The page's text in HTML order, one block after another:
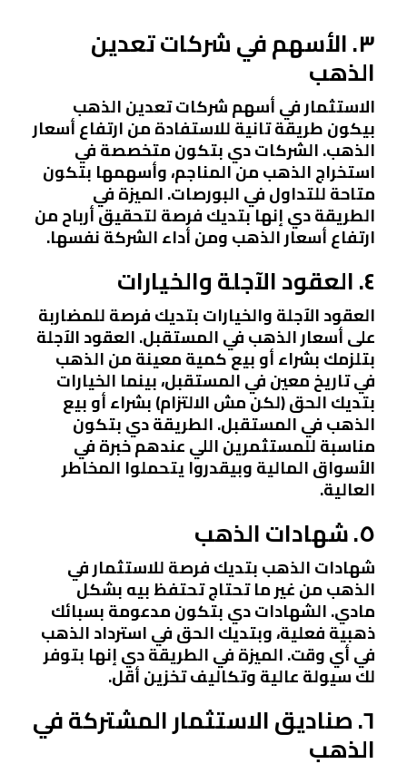
٣. الأسهم في شركات تعدين
الذهب
الاستثمار في أسهم شركات تعدين الذهب
بيكون طريقة تانية للاستفادة من ارتفاع أسعار
الذهب. الشركات دي بتكون متخصصة في
استخراج الذهب من المناجم، وأسهمها بتكون
متاحة للتداول في البورصات. الميزة في
الطريقة دي إنها بتديك فرصة لتحقيق أرباح من
ارتفاع أسعار الذهب ومن أداء الشركة نفسها.
٤. العقود الآجلة والخيارات
العقود الآجلة والخيارات بتديك فرصة للمضاربة
على أسعار الذهب في المستقبل. العقود الآجلة
بتلزمك بشراء أو بيع كمية معينة من الذهب
في تاريخ معين في المستقبل، بينما الخيارات
بتديك الحق (لكن مش الالتزام) بشراء أو بيع
الذهب في المستقبل. الطريقة دي بتكون
مناسبة للمستثمرين اللي عندهم خبرة في
الأسواق المالية وبيقدروا يتحملوا المخاطر
العالية.
٥. شهادات الذهب
شهادات الذهب بتديك فرصة للاستثمار في
الذهب من غير ما تحتاج تحتفظ بيه بشكل
مادي. الشهادات دي بتكون مدعومة بسبائك
ذهبية فعلية، وبتديك الحق في استرداد الذهب
في أي وقت. الميزة في الطريقة دي إنها بتوفر
لك سيولة عالية وتكاليف تخزين أقل.
٦. صناديق الاستثمار المشتركة في
الذهب